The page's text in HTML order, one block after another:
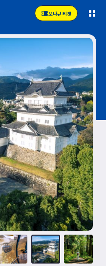
오다큐 티켓